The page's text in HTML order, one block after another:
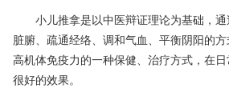
小儿推拿是以中医辩证理论为基础，
脏腑、疏通经络、调和气血、平衡阴阳的
高机体免疫力的一种保健、治疗方式，在
很好的效果。